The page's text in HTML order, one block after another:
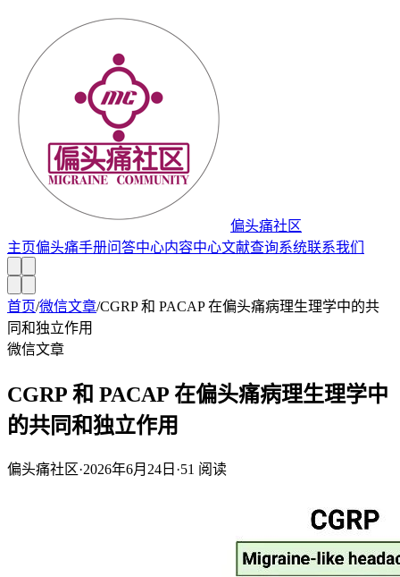
偏头痛社区
主页偏头痛手册问答中心内容中心文献查询系统联系我们
首页/微信文章/CGRP 和 PACAP 在偏头痛病理生理学中的共
同和独立作用
微信文章
CGRP 和 PACAP 在偏头痛病理生理学中
的共同和独立作用
偏头痛社区·2026年6月24日 ·51 阅读